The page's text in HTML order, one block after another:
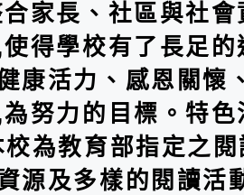
家長、社區與社
得學校有了長足
康活力、感恩關懷
努力的目標。特
校為教育部指定之
源及多樣的閱讀活